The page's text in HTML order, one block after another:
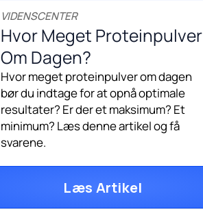
VIDENSCENTER
Hvor Meget Proteinpulver
Om Dagen?
Hvor meget proteinpulver om dagen
bør du indtage for at opnå optimale
resultater? Er der et maksimum? Et
minimum? Læs denne artikel og få
svarene.
Læs Artikel